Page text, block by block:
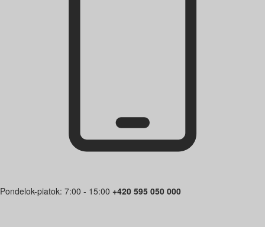
Pondelok-piatok: 7:00 - 15:00 +420 595 050 000